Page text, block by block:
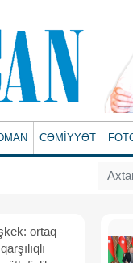
CƏMİYYƏT
ortaq